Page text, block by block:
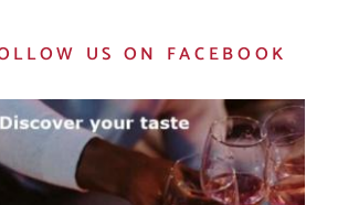
US ON FACEBOOK